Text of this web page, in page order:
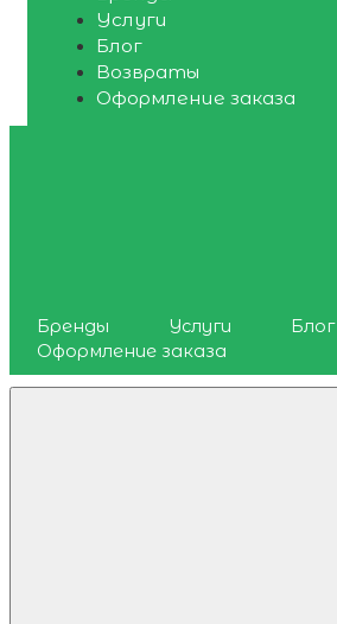
Услуги
Блог
Возвраты
Оформление заказа
Бренды Услуги Блог
Оформление заказа